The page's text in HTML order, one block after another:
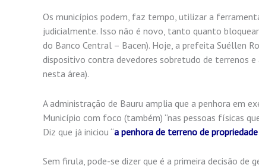
Os municípios podem, faz tempo, utilizar a
judicialmente. Isso não é novo, tanto quanto
do Banco Central – Bacen). Hoje, a prefeita Suéllen
dispositivo contra devedores sobretudo de terrenos
nesta área).
A administração de Bauru amplia que a penhora em
Município com foco (também) “nas pessoas físicas
Diz que já iniciou “a penhora de terreno de
Sem firula, pode-se dizer que é a primeira decisão